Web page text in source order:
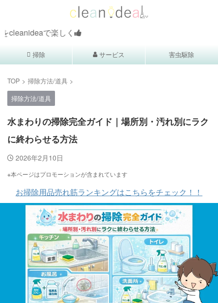
楽しく
掃除 サービス 害虫駆除
TOP > 掃除方法/道具 >
掃除方法/道具
水まわりの掃除完全ガイド｜場所別・汚れ別にラク
に終わらせる方法
2026年2月10日
※本ページはプロモーションが含まれています
お掃除用品売れ筋ランキングはこちらをチェック！！